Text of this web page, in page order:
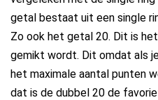
getal bestaat uit een single
Zo ook het getal 20. Dit is
gemikt wordt. Dit omdat als
het maximale aantal punten
dat is de dubbel 20 de